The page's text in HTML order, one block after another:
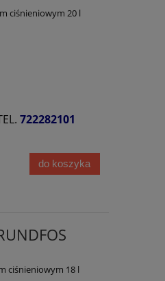
ciśnieniowym 20 l
722282101
do koszyka
ciśnieniowym 18 l